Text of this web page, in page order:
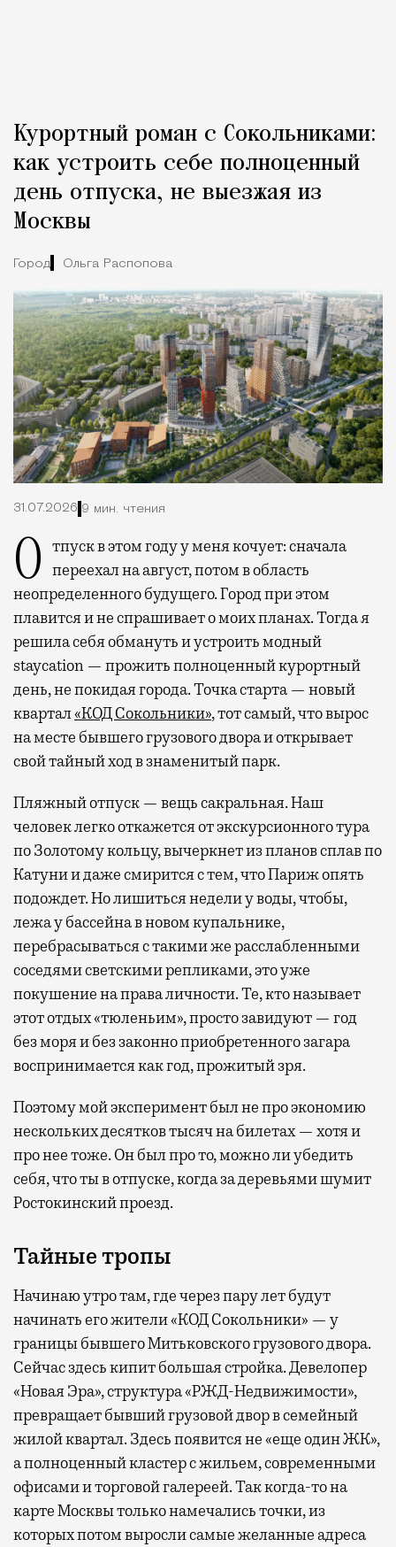
Курортный роман с Сокольниками:
как устроить себе полноценный
день отпуска, не выезжая из
Москвы
Город Ольга Распопова
31.07.2026 9 мин. чтения
Отпуск в этом году у меня кочует: сначала переехал на август, потом в область
неопределенного будущего. Город при этом
плавится и не спрашивает о моих планах. Тогда я
решила себя обмануть и устроить модный
staycation — прожить полноценный курортный
день, не покидая города. Точка старта — новый
квартал«КОД Сокольники», тот самый, что вырос
на месте бывшего грузового двора и открывает
свой тайный ход в знаменитый парк.
Пляжный отпуск — вещь сакральная. Наш
человек легко откажется от экскурсионного тура
по Золотому кольцу, вычеркнет из планов сплав по
Катуни и даже смирится с тем, что Париж опять
подождет. Но лишиться недели у воды, чтобы,
лежа у бассейна в новом купальнике,
перебрасываться с такими же расслабленными
соседями светскими репликами, это уже
покушение на права личности. Те, кто называет
этот отдых «тюленьим», просто завидуют — год
без моря и без законно приобретенного загара
воспринимается как год, прожитый зря.
Поэтому мой эксперимент был не про экономию
нескольких десятков тысяч на билетах — хотя и
про нее тоже. Он был про то, можно ли убедить
себя, что ты в отпуске, когда за деревьями шумит
Ростокинский проезд.
Тайные тропы
Начинаю утро там, где через пару лет будут
начинать его жители «КОД Сокольники» — у
границы бывшего Митьковского грузового двора.
Сейчас здесь кипит большая стройка. Девелопер
«Новая Эра», структура «РЖД-Недвижимости»,
превращает бывший грузовой двор в семейный
жилой квартал. Здесь появится не «еще один ЖК»,
а полноценный кластер с жильем, современными
офисами и торговой галереей. Так когда-то на
карте Москвы только намечались точки, из
которых потом выросли самые желанные адреса